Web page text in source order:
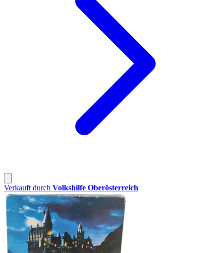
Verkauft durch Volkshilfe Oberösterreich